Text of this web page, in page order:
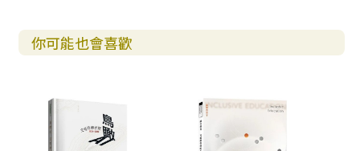
你可能也會喜歡